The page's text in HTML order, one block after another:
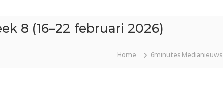
8 (16–22 februari 2026)
Home 6minutes Medianieuws